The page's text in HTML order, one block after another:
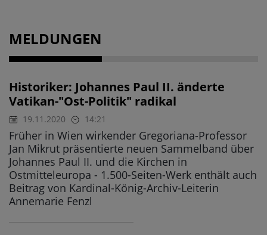
MELDUNGEN
Historiker: Johannes Paul II. änderte
Vatikan-"Ost-Politik" radikal
19.11.2020 14:21
Früher in Wien wirkender Gregoriana-Professor
Jan Mikrut präsentierte neuen Sammelband über
Johannes Paul II. und die Kirchen in
Ostmitteleuropa - 1.500-Seiten-Werk enthält auch
Beitrag von Kardinal-König-Archiv-Leiterin
Annemarie Fenzl